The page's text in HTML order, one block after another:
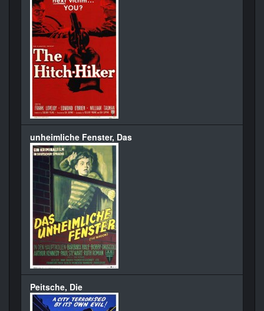
unheimliche Fenster, Das
Peitsche, Die